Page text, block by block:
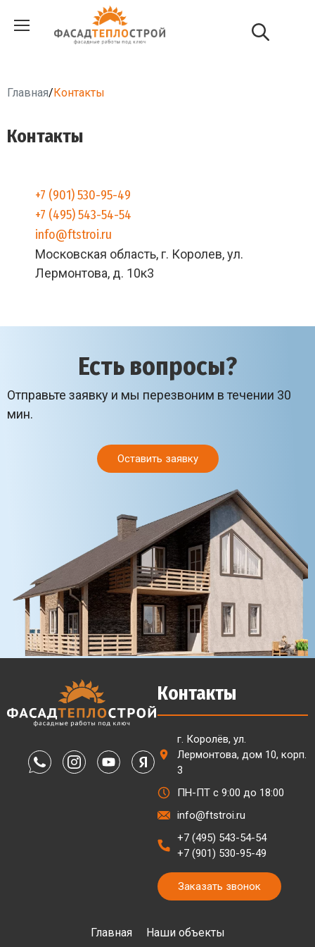
Главная/Контакты
Контакты
+7 (901) 530-95-49
+7 (495) 543-54-54
info@ftstroi.ru
Московская область, г. Королев, ул.
Лермонтова, д. 10к3
Есть вопросы?
Отправьте заявку и мы перезвоним в течении 30
мин.
Оставить заявку
Главная Наши объекты
Контакты
г. Королёв, ул.
Лермонтова, дом 10, корп.
3
ПН-ПТ с 9:00 до 18:00
info@ftstroi.ru
+7 (495) 543-54-54
+7 (901) 530-95-49
Заказать звонок